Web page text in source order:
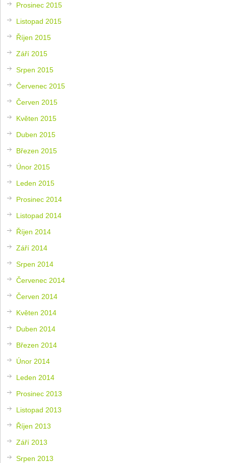
Prosinec 2015
Listopad 2015
Říjen 2015
Září 2015
Srpen 2015
Červenec 2015
Červen 2015
Květen 2015
Duben 2015
Březen 2015
Únor 2015
Leden 2015
Prosinec 2014
Listopad 2014
Říjen 2014
Září 2014
Srpen 2014
Červenec 2014
Červen 2014
Květen 2014
Duben 2014
Březen 2014
Únor 2014
Leden 2014
Prosinec 2013
Listopad 2013
Říjen 2013
Září 2013
Srpen 2013